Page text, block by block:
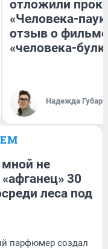
отложили
«Человека-
отзыв о
«человека-
Надежда Губарь
мной не
30
леса под
парфюмер создал